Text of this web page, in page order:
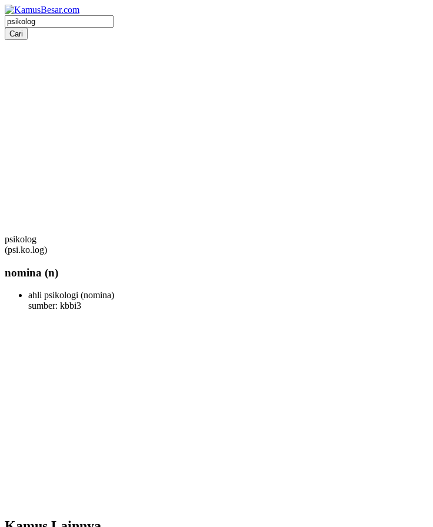
psikolog
(psi.ko.log)
nomina (n)
ahli psikologi (nomina)
sumber: kbbi3